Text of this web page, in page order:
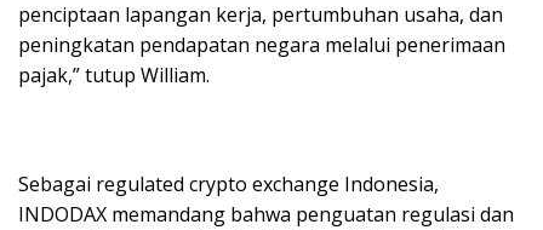
penciptaan lapangan kerja, pertumbuhan usaha, dan
peningkatan pendapatan negara melalui penerimaan
pajak,” tutup William.
Sebagai regulated crypto exchange Indonesia,
INDODAX memandang bahwa penguatan regulasi dan